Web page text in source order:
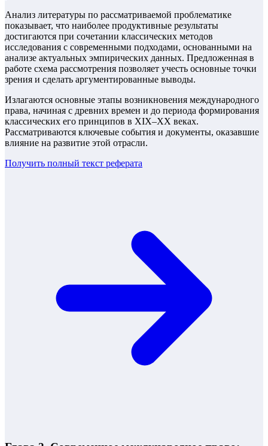
Анализ литературы по рассматриваемой проблематике
показывает, что наиболее продуктивные результаты
достигаются при сочетании классических методов
исследования с современными подходами, основанными на
анализе актуальных эмпирических данных. Предложенная в
работе схема рассмотрения позволяет учесть основные точки
зрения и сделать аргументированные выводы.
Излагаются основные этапы возникновения международного
права, начиная с древних времен и до периода формирования
классических его принципов в XIX–XX веках.
Рассматриваются ключевые события и документы, оказавшие
влияние на развитие этой отрасли.
Получить полный текст реферата